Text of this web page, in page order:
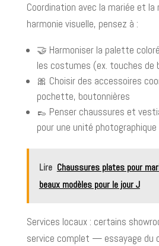
Coordination avec la mariée et la
harmonie visuelle, pensez à :
🤝 Harmoniser la palette
les costumes (ex. touches de
🎀 Choisir des accessoires
pochette, boutonnières
👞 Penser chaussures et
pour une unité photographique
Lire Chaussures plates pour
beaux modèles pour le jour J
Services locaux : certains
service complet — essayage du